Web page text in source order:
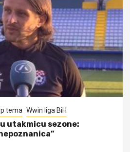
tema Wwin liga BiH
utakmicu sezone: